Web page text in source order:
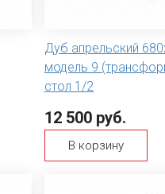
Дуб апрельский
модель 9
стол 1/2
12 500 руб.
В корзину